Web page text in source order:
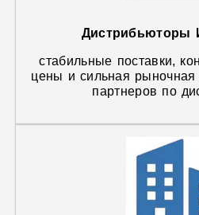
Дистрибьюторы
стабильные поставки,
цены и сильная
партнеров по